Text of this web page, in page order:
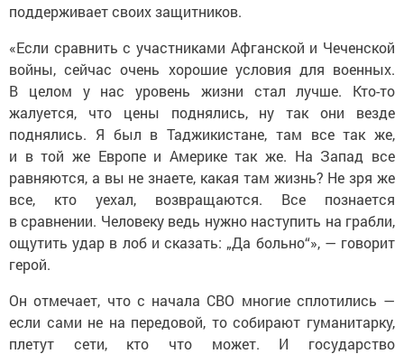
поддерживает своих защитников.
«Если сравнить с участниками Афганской и Чеченской
войны, сейчас очень хорошие условия для военных.
В целом у нас уровень жизни стал лучше. Кто-то
жалуется, что цены поднялись, ну так они везде
поднялись. Я был в Таджикистане, там все так же,
и в той же Европе и Америке так же. На Запад все
равняются, а вы не знаете, какая там жизнь? Не зря же
все, кто уехал, возвращаются. Все познается
в сравнении. Человеку ведь нужно наступить на грабли,
ощутить удар в лоб и сказать: „Да больно“», — говорит
герой.
Он отмечает, что с начала СВО многие сплотились —
если сами не на передовой, то собирают гуманитарку,
плетут сети, кто что может. И государство